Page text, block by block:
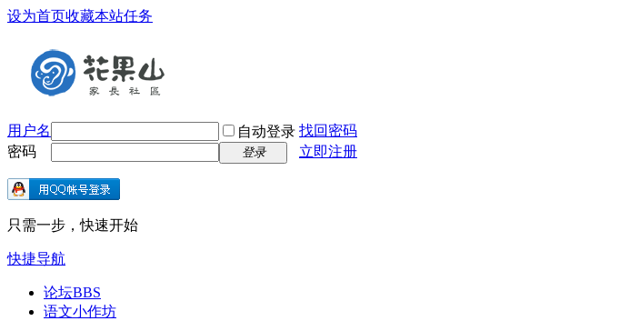
设为首页收藏本站任务
用户名 自动登录 找回密码
密码
登录 立即注册
只需一步，快速开始
快捷导航
论坛BBS
语文小作坊